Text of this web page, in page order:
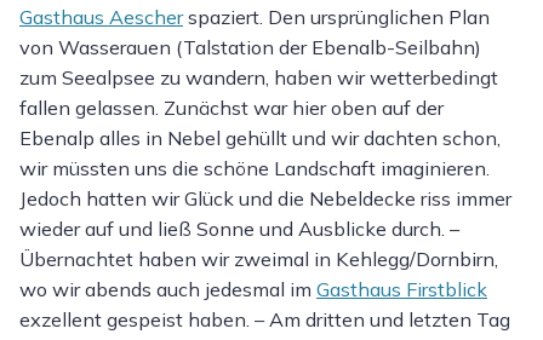
Gasthaus Aescherspaziert. Den ursprünglichen Plan
von Wasserauen (Talstation der Ebenalb-Seilbahn)
zum Seealpsee zu wandern, haben wir wetterbedingt
fallen gelassen. Zunächst war hier oben auf der
Ebenalp alles in Nebel gehüllt und wir dachten schon,
wir müssten uns die schöne Landschaft imaginieren.
Jedoch hatten wir Glück und die Nebeldecke riss immer
wieder auf und ließ Sonne und Ausblicke durch. –
Übernachtet haben wir zweimal in Kehlegg/Dornbirn,
wo wir abends auch jedesmal imGasthaus Firstblick
exzellent gespeist haben. – Am dritten und letzten Tag